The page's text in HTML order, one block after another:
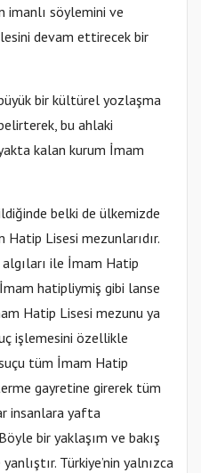
imanlı söylemini ve
devam ettirecek bir
bir kültürel yozlaşma
bu ahlaki
kalan kurum İmam
belki de ülkemizde
Lisesi mezunlarıdır.
ile İmam Hatip
hatipliymiş gibi lanse
Hatip Lisesi mezunu ya
işlemesini özellikle
tüm İmam Hatip
gayretine girerek tüm
insanlara yafta
bir yaklaşım ve bakış
Türkiye’nin yalnızca